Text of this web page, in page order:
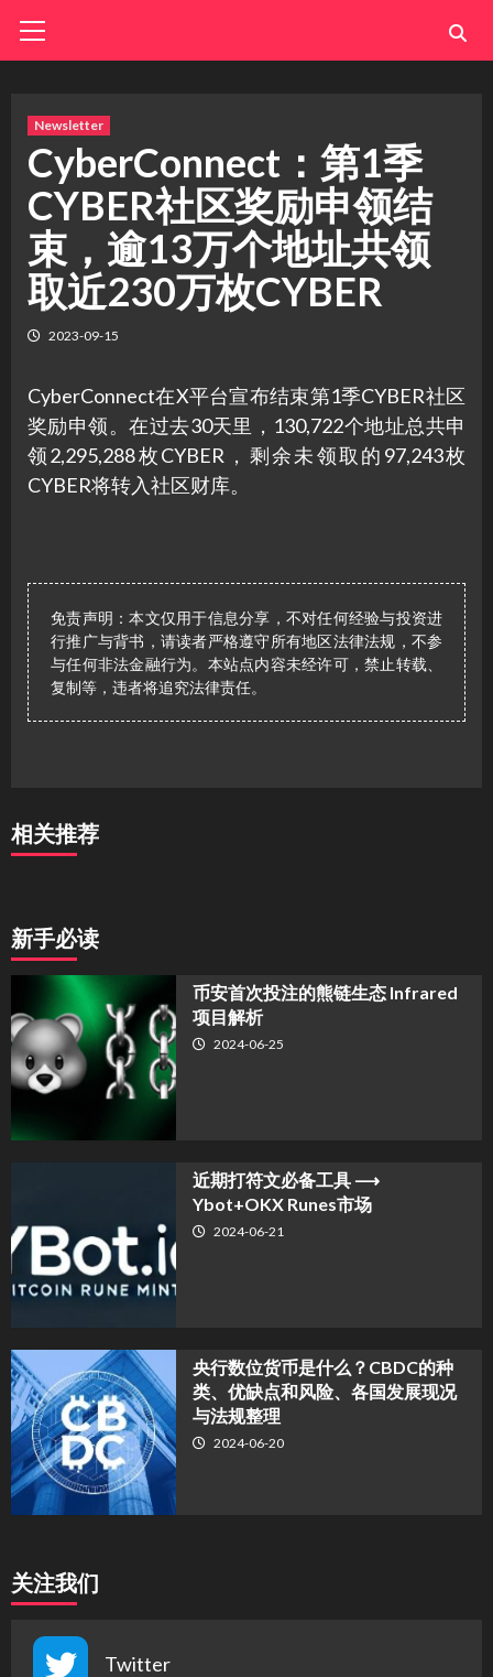
Menu
Newsletter
Cyber​​Connect：第1季
CYBER社区奖励申领结
束，逾13万个地址共领
取近230万枚CYBER
2023-09-15
Cyber​​Connect在X平台宣布结束第1季CYBER社区
奖励申领。在过去30天里，130,722个地址总共申
领2,295,288枚CYBER，剩余未领取的97,243枚
CYBER将转入社区财库。
免责声明：本文仅用于信息分享，不对任何经验与投资进
行推广与背书，请读者严格遵守所有地区法律法规，不参
与任何非法金融行为。本站点内容未经许可，禁止转载、
复制等，违者将追究法律责任。
相关推荐
新手必读
币安首次投注的熊链生态 Infrared
项目解析
2024-06-25
近期打符文必备工具 ⟶
Ybot+OKX Runes市场
2024-06-21
央行数位货币是什么？CBDC的种
类、优缺点和风险、各国发展现况
与法规整理
2024-06-20
关注我们
Twitter